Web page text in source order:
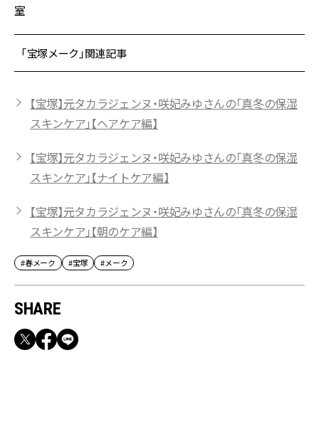
室
「宝塚メーク」関連記事
【宝塚】元タカラジェンヌ・咲妃みゆさんの「真冬の保湿
スキンケア」【ヘアケア編】
【宝塚】元タカラジェンヌ・咲妃みゆさんの「真冬の保湿
スキンケア」【ナイトケア編】
【宝塚】元タカラジェンヌ・咲妃みゆさんの「真冬の保湿
スキンケア」【朝のケア編】
#春メーク #宝塚 #メーク
SHARE